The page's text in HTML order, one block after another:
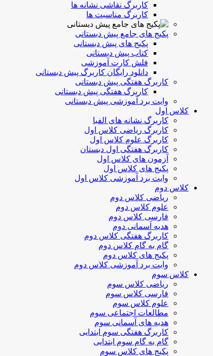
کاربرگ نقاشی نشانه ها
کاربرگ مناسبت ها
پکیج های جامع پیش دبستانی
پکیج های پیش دبستانی
کتاب پیش دبستانی
فلش کارت آموزشی
دانلود رایگان کاربرگ پیش دبستانی
کاربرگ هفتگی پیش دبستانی
کاربرگ هفتگی پیش دبستانی
وایت برد آموزشی پیش دبستانی
کلاس اول
کاربرگ نشانه های الفبا
کاربرگ ریاضی کلاس اول
کاربرگ علوم کلاس اول
کاربرگ هفتگی اول دبستان
آزمون های کلاس اول
پکیج های کلاس اول
وایت برد آموزشی کلاس اول
کلاس دوم
ریاضی کلاس دوم
علوم کلاس دوم
فارسی کلاس دوم
هدیه آسمانی دوم
کاربرگ هفتگی کلاس دوم
گام به گام کلاس دوم
پکیج های کلاس دوم
وایت برد آموزشی کلاس دوم
کلاس سوم
ریاضی کلاس سوم
فارسی کلاس سوم
علوم کلاس سوم
مطالعات اجتماعی سوم
هدیه های آسمانی سوم
کاربرگ هفتگی سوم ابتدایی
گام به گام سوم ابتدایی
پکیج های کلاس سوم